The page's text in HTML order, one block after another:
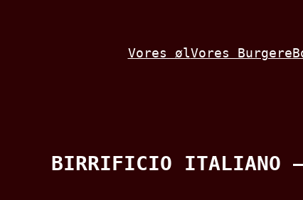
Vores ølVores Burgere
BIRRIFICIO ITALIANO